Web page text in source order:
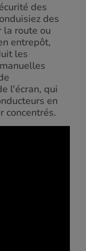
des
des
la route ou
entrepôt,
les
l'écran, qui
en
concentrés.